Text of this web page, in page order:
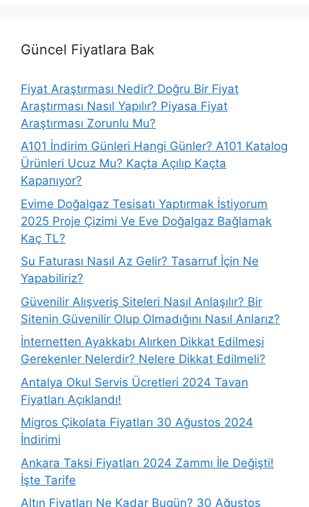
Güncel Fiyatlara Bak
Fiyat Araştırması Nedir? Doğru Bir Fiyat
Araştırması Nasıl Yapılır? Piyasa Fiyat
Araştırması Zorunlu Mu?
A101 İndirim Günleri Hangi Günler? A101 Katalog
Ürünleri Ucuz Mu? Kaçta Açılıp Kaçta
Kapanıyor?
Evime Doğalgaz Tesisatı Yaptırmak İstiyorum
2025 Proje Çizimi Ve Eve Doğalgaz Bağlamak
Kaç TL?
Su Faturası Nasıl Az Gelir? Tasarruf İçin Ne
Yapabiliriz?
Güvenilir Alışveriş Siteleri Nasıl Anlaşılır? Bir
Sitenin Güvenilir Olup Olmadığını Nasıl Anlarız?
İnternetten Ayakkabı Alırken Dikkat Edilmesi
Gerekenler Nelerdir? Nelere Dikkat Edilmeli?
Antalya Okul Servis Ücretleri 2024 Tavan
Fiyatları Açıklandı!
Migros Çikolata Fiyatları 30 Ağustos 2024
İndirimi
Ankara Taksi Fiyatları 2024 Zammı İle Değişti!
İşte Tarife
Altın Fiyatları Ne Kadar Bugün? 30 Ağustos